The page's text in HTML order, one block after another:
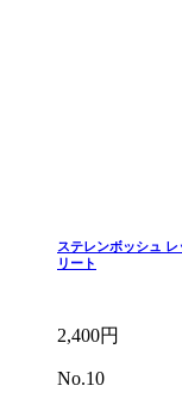
ステレンボッシュ
リート
2,400円
No.10